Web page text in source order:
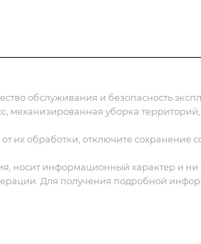
обслуживания и безопасность
механизированная уборка территорий,
их обработки, отключите сохранение
информационный характер и ни
Для получения подробной